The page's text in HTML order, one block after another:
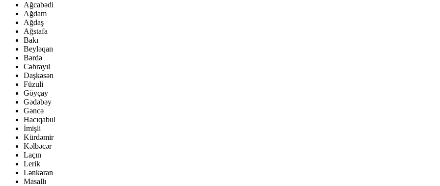
Ağcabədi
Ağdam
Ağdaş
Ağstafa
Bakı
Beyləqan
Bərdə
Cəbrayıl
Daşkəsən
Füzuli
Göyçay
Gədəbəy
Gəncə
Hacıqabul
İmişli
Kürdəmir
Kəlbəcər
Laçın
Lerik
Lənkəran
Masallı